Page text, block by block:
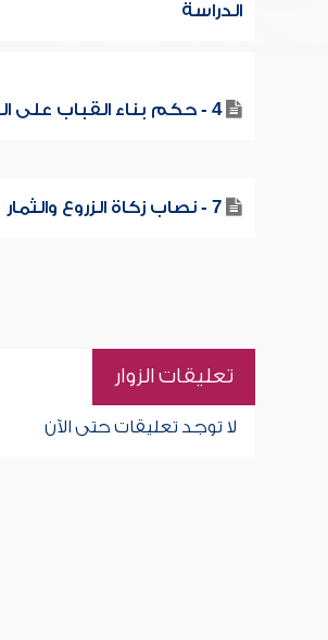
الدراسة
4 - حكم بناء القباب على القبور والذبح والنذر لها
7 - نصاب زكاة الزروع والثمار
تعليقات الزوار
لا توجد تعليقات حتى الآن